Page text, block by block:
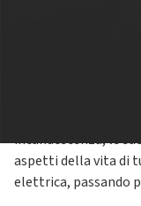
incandescenza, le
aspetti della vita di
elettrica, passando